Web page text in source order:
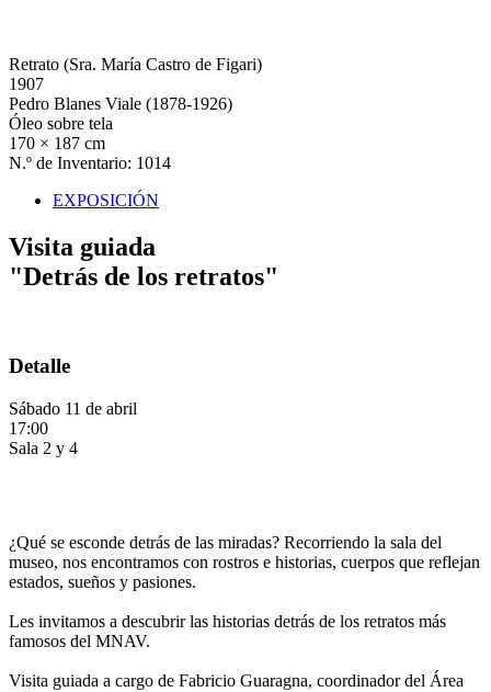
Retrato (Sra. María Castro de Figari)
1907
Pedro Blanes Viale (1878-1926)
Óleo sobre tela
170 × 187 cm
N.º de Inventario: 1014
EXPOSICIÓN
Visita guiada
"Detrás de los retratos"
Detalle
Sábado 11 de abril
17:00
Sala 2 y 4
¿Qué se esconde detrás de las miradas? Recorriendo la sala del
museo, nos encontramos con rostros e historias, cuerpos que reflejan
estados, sueños y pasiones.
Les invitamos a descubrir las historias detrás de los retratos más
famosos del MNAV.
Visita guiada a cargo de Fabricio Guaragna, coordinador del Área